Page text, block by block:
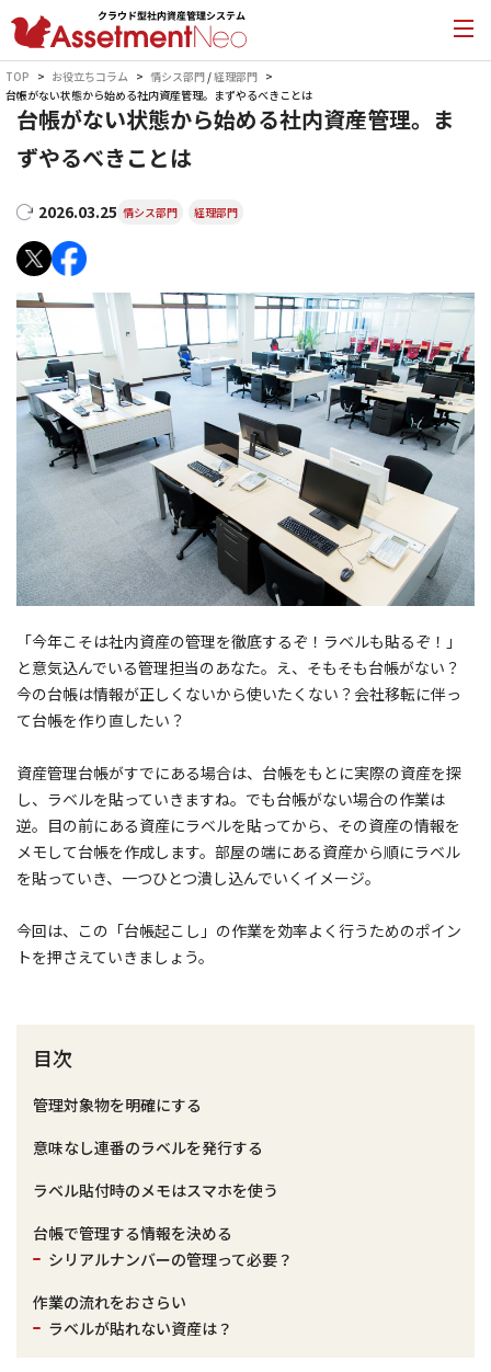
TOP お役立ちコラム 情シス部門 /経理部門
台帳がない状態から始める社内資産管理。まずやるべきことは
台帳がない状態から始める社内資産管理。ま
ずやるべきことは
2026.03.25 情シス部門 経理部門
「今年こそは社内資産の管理を徹底するぞ！ラベルも貼るぞ！」
と意気込んでいる管理担当のあなた。え、そもそも台帳がない？
今の台帳は情報が正しくないから使いたくない？会社移転に伴っ
て台帳を作り直したい？
資産管理台帳がすでにある場合は、台帳をもとに実際の資産を探
し、ラベルを貼っていきますね。でも台帳がない場合の作業は
逆。目の前にある資産にラベルを貼ってから、その資産の情報を
メモして台帳を作成します。部屋の端にある資産から順にラベル
を貼っていき、一つひとつ潰し込んでいくイメージ。
今回は、この「台帳起こし」の作業を効率よく行うためのポイン
トを押さえていきましょう。
目次
管理対象物を明確にする
意味なし連番のラベルを発行する
ラベル貼付時のメモはスマホを使う
台帳で管理する情報を決める
シリアルナンバーの管理って必要？
作業の流れをおさらい
ラベルが貼れない資産は？